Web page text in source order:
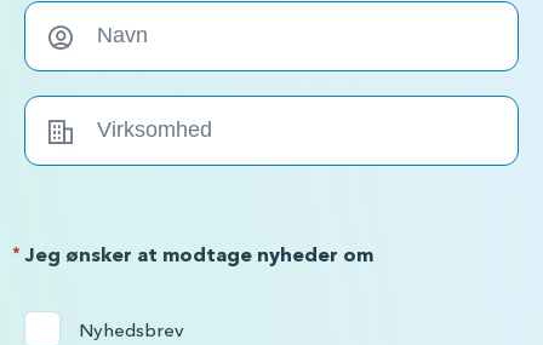
Jeg ønsker at modtage nyheder om
*
Nyhedsbrev